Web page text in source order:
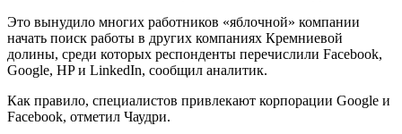
Это вынудило многих работников «яблочной» компании
начать поиск работы в других компаниях Кремниевой
долины, среди которых респонденты перечислили Facebook,
Google, HP и LinkedIn, сообщил аналитик.
Как правило, специалистов привлекают корпорации Google и
Facebook, отметил Чаудри.